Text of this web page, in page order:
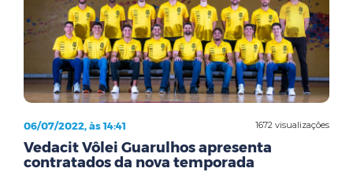
1672 visualizações
06/07/2022, às 14:41
Vedacit Vôlei Guarulhos apresenta
contratados da nova temporada